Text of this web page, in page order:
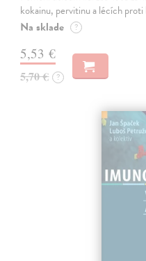
kokainu, pervitinu a lécích
Na sklade ?
5,53 €
5,70 € ?